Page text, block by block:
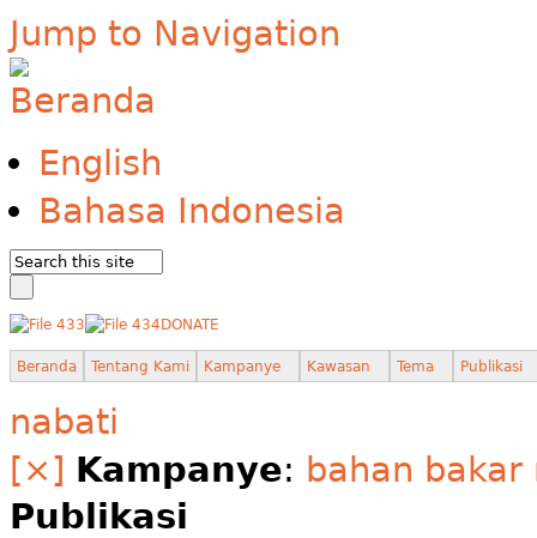
Jump to Navigation
English
Bahasa Indonesia
DONATE
Beranda Tentang Kami Kampanye Kawasan Tema Publikasi
nabati
[×] Kampanye: bahan
Publikasi